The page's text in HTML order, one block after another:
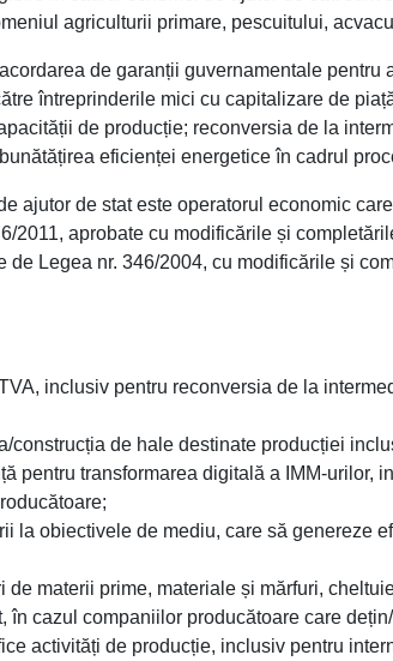
agriculturii primare, pescuitului,
de garanții guvernamentale
întreprinderile mici cu capitalizare de
de producție; reconversia de la
eficienței energetice în cadrul
ajutor de stat este operatorul economic
2011, aprobate cu modificările și
Legea nr. 346/2004, cu modificările și
inclusiv pentru reconversia de la
de hale destinate producției
pentru transformarea digitală a IMM-urilor,
la obiectivele de mediu, care să genereze
materii prime, materiale și mărfuri,
cazul companiilor producătoare care
activități de producție, inclusiv pentru